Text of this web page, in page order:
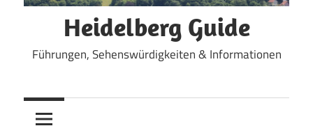
Heidelberg Guide
Führungen, Sehenswürdigkeiten & Informationen